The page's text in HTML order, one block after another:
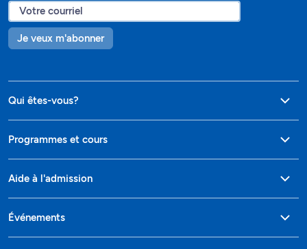
Je veux m'abonner
Qui êtes-vous?
Programmes et cours
Aide à l'admission
Événements